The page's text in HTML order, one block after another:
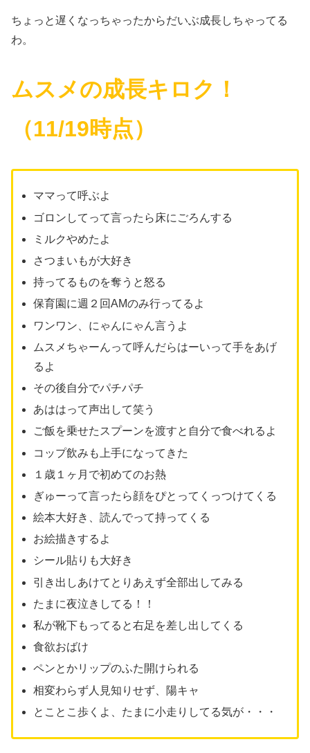
ちょっと遅くなっちゃったからだいぶ成長しちゃってる
わ。
ムスメの成長キロク！
（11/19時点）
ママって呼ぶよ
ゴロンしてって言ったら床にごろんする
ミルクやめたよ
さつまいもが大好き
持ってるものを奪うと怒る
保育園に週２回AMのみ行ってるよ
ワンワン、にゃんにゃん言うよ
ムスメちゃーんって呼んだらはーいって手をあげ
るよ
その後自分でパチパチ
あははって声出して笑う
ご飯を乗せたスプーンを渡すと自分で食べれるよ
コップ飲みも上手になってきた
１歳１ヶ月で初めてのお熱
ぎゅーって言ったら顔をぴとってくっつけてくる
絵本大好き、読んでって持ってくる
お絵描きするよ
シール貼りも大好き
引き出しあけてとりあえず全部出してみる
たまに夜泣きしてる！！
私が靴下もってると右足を差し出してくる
食欲おばけ
ペンとかリップのふた開けられる
相変わらず人見知りせず、陽キャ
とことこ歩くよ、たまに小走りしてる気が・・・